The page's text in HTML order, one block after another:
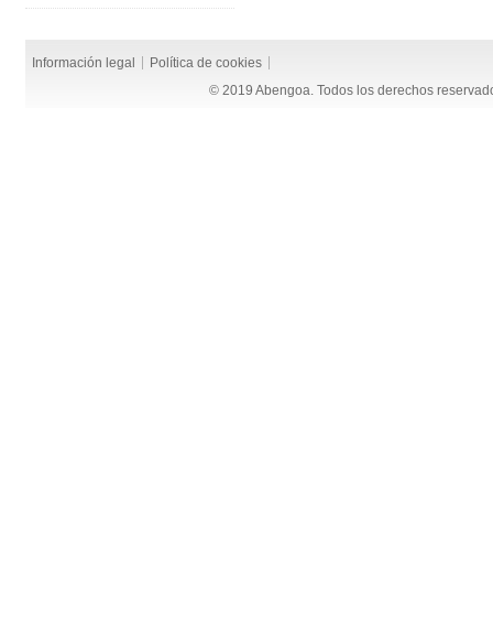
Información legal Política de cookies
© 2019 Abengoa. Todos los derechos